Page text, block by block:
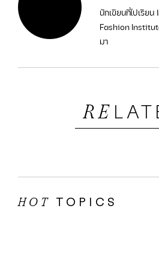
นักเขียนที่ไปเรีย
Fashion
มา
RE
HOT TOPICS